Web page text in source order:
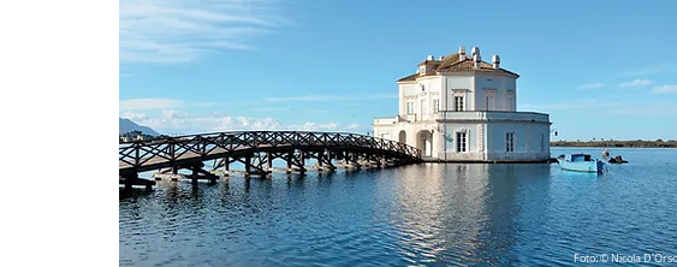
Foto: © Nicola D'Orso